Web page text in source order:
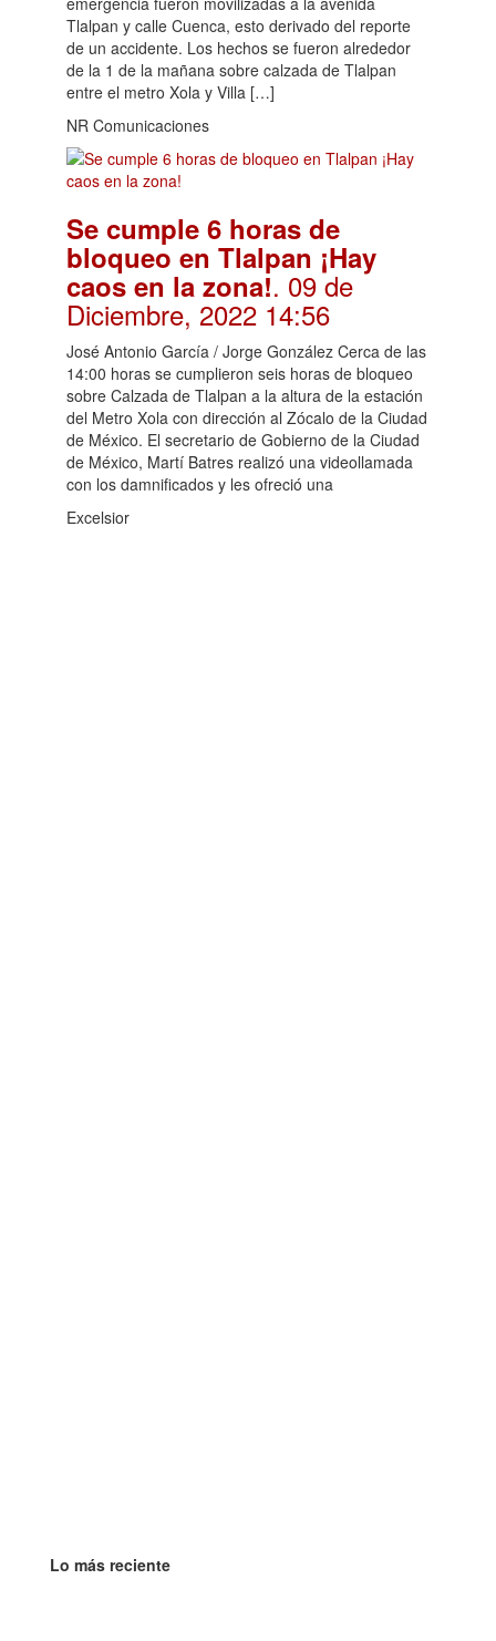
Tlalpan y calle Cuenca, esto derivado del reporte
de un accidente. Los hechos se fueron alrededor
de la 1 de la mañana sobre calzada de Tlalpan
entre el metro Xola y Villa […]
NR Comunicaciones
Se cumple 6 horas de
bloqueo en Tlalpan ¡Hay
caos en la zona!. 09 de
Diciembre, 2022 14:56
José Antonio García / Jorge González Cerca de las
14:00 horas se cumplieron seis horas de bloqueo
sobre Calzada de Tlalpan a la altura de la estación
del Metro Xola con dirección al Zócalo de la Ciudad
de México. El secretario de Gobierno de la Ciudad
de México, Martí Batres realizó una videollamada
con los damnificados y les ofreció una
Excelsior
Lo más reciente